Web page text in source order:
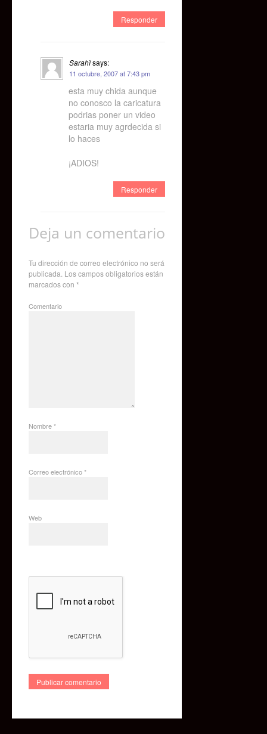
Responder
Sarahìsays:
11 octubre, 2007 at 7:43 pm
esta muy chida aunque
no conosco la caricatura
podrias poner un video
estaria muy agrdecida si
lo haces
¡ADIOS!
Responder
Deja un comentario
Tu dirección de correo electrónico no será
publicada. Los campos obligatorios están
marcados con *
Comentario
Nombre*
Correo electrónico*
Web